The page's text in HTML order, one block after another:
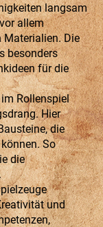
langsam
allem
Die
besonders
für die
Rollenspiel
Hier
die
So
die
und